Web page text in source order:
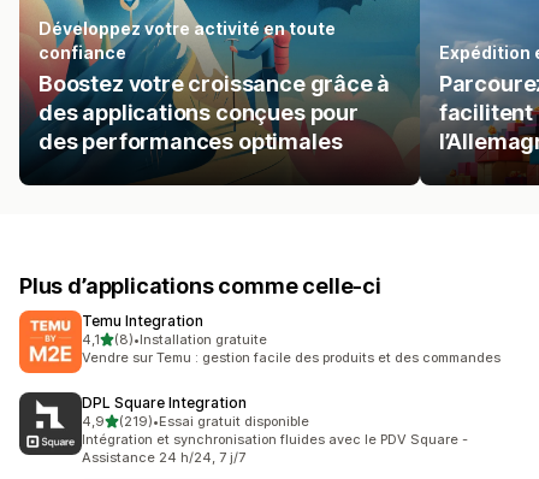
Développez votre activité en toute
confiance
Boostez votre croissance grâce à
des applications conçues pour
des performances optimales
Expédition
facilitent
Plus d’applications comme celle-ci
Temu Integration
4,1étoile(s) sur 5
(8)
8 avis au total
•Installation gratuite
Vendre sur Temu : gestion facile des produits et des commandes
DPL Square Integration
4,9étoile(s) sur 5
(219)
219 avis au total
•Essai gratuit disponible
Intégration et synchronisation fluides avec le PDV Square -
Assistance 24 h/24, 7 j/7